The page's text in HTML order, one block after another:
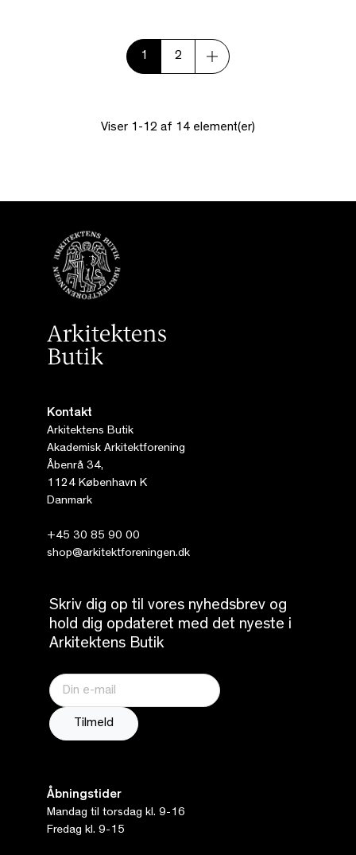
1 2
Viser 1-12 af 14 element(er)
Kontakt
Arkitektens Butik
Akademisk Arkitektforening
Åbenrå 34,
1124 København K
Danmark
+45 30 85 90 00
shop@arkitektforeningen.dk
Skriv dig op til vores nyhedsbrev og
hold dig opdateret med det nyeste i
Arkitektens Butik
Åbningstider
Mandag til torsdag kl. 9-16
Fredag kl. 9-15